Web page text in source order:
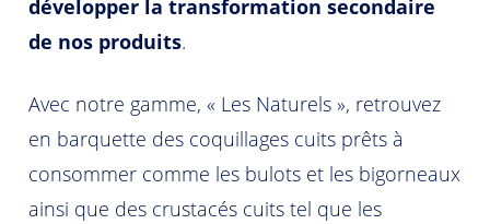
développer la transformation secondaire
de nos produits.
Avec notre gamme, « Les Naturels », retrouvez
en barquette des coquillages cuits prêts à
consommer comme les bulots et les bigorneaux
ainsi que des crustacés cuits tel que les